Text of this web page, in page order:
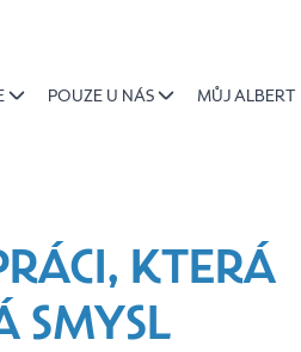
POUZE U NÁS MŮJ ALBERT
KTERÁ
SMYSL